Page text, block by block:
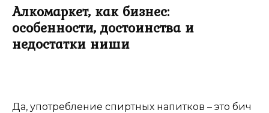
Алкомаркет, как бизнес:
особенности, достоинства и
недостатки ниши
Да, употребление спиртных напитков – это бич